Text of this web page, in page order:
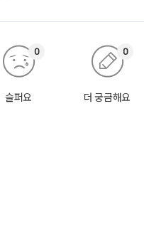
슬퍼요
0
더 궁금해요
0